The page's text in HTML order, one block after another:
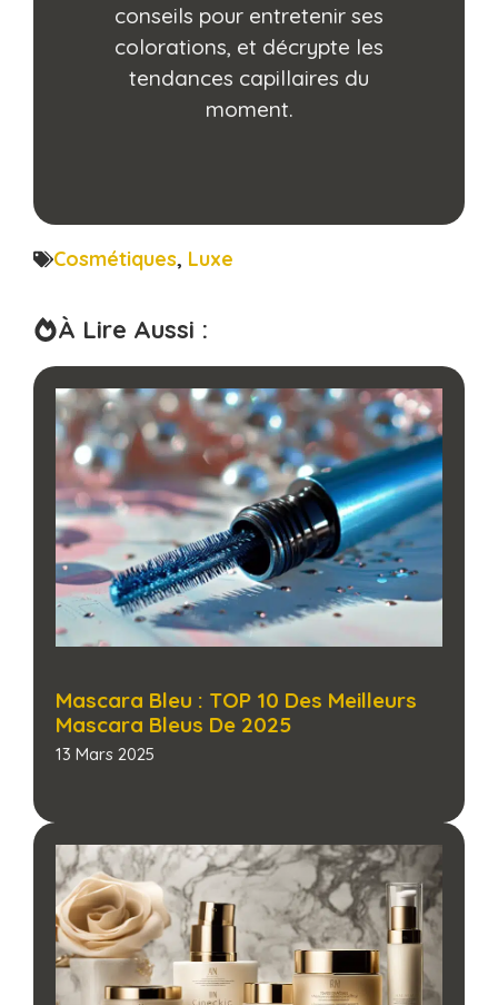
conseils pour entretenir ses
colorations, et décrypte les
tendances capillaires du
moment.
Cosmétiques, Luxe
À Lire Aussi :
Mascara Bleu : TOP 10 Des Meilleurs
Mascara Bleus De 2025
13 Mars 2025